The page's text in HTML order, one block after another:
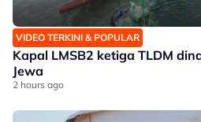
VIDEO TERKINI & POPULAR
Kapal LMSB2 ketiga TLDM
Jewa
2 hours ago